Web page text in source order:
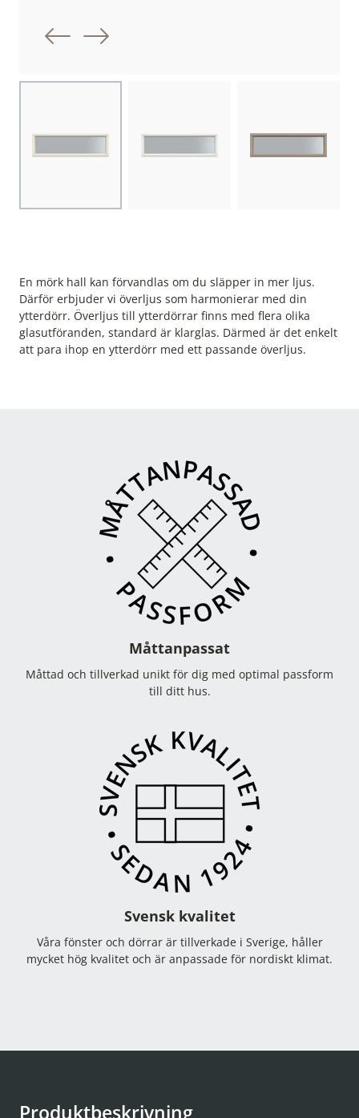
Föregående bild
Nästa bild
En mörk hall kan förvandlas om du släpper in mer ljus.
Därför erbjuder vi överljus som harmonierar med din
ytterdörr. Överljus till ytterdörrar finns med flera olika
glasutföranden, standard är klarglas. Därmed är det enkelt
att para ihop en ytterdörr med ett passande överljus.
Måttanpassat
Måttad och tillverkad unikt för dig med optimal passform
till ditt hus.
Svensk kvalitet
Våra fönster och dörrar är tillverkade i Sverige, håller
mycket hög kvalitet och är anpassade för nordiskt klimat.
Produktbeskrivning